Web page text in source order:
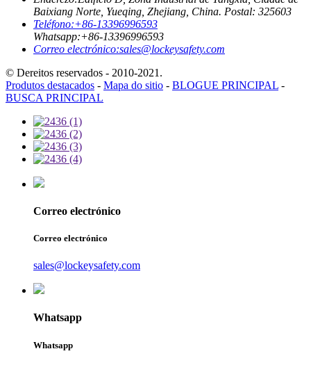
Baixiang Norte, Yueqing, Zhejiang, China. Postal: 325603
Teléfono:+86-13396996593
Whatsapp:+86-13396996593
Correo electrónico:sales@lockeysafety.com
© Dereitos reservados - 2010-2021.
Produtos destacados - Mapa do sitio - BLOGUE PRINCIPAL -
BUSCA PRINCIPAL
Correo electrónico
Correo electrónico
sales@lockeysafety.com
Whatsapp
Whatsapp